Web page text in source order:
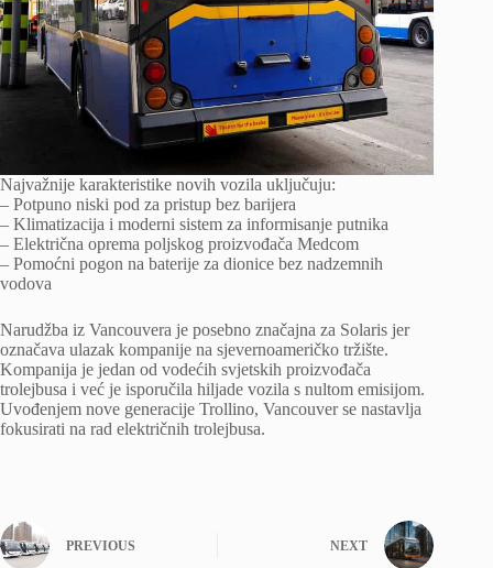
Najvažnije karakteristike novih vozila uključuju:
– Potpuno niski pod za pristup bez barijera
– Klimatizacija i moderni sistem za informisanje putnika
– Električna oprema poljskog proizvođača Medcom
– Pomoćni pogon na baterije za dionice bez nadzemnih
vodova
Narudžba iz Vancouvera je posebno značajna za Solaris jer
označava ulazak kompanije na sjevernoameričko tržište.
Kompanija je jedan od vodećih svjetskih proizvođača
trolejbusa i već je isporučila hiljade vozila s nultom emisijom.
Uvođenjem nove generacije Trollino, Vancouver se nastavlja
fokusirati na rad električnih trolejbusa.
PREVIOUS NEXT